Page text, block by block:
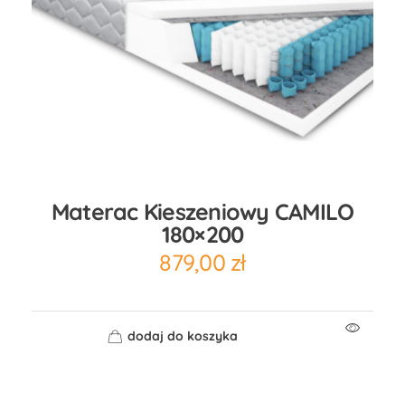
Materac Kieszeniowy CAMILO
180×200
879,00 zł
dodaj do koszyka